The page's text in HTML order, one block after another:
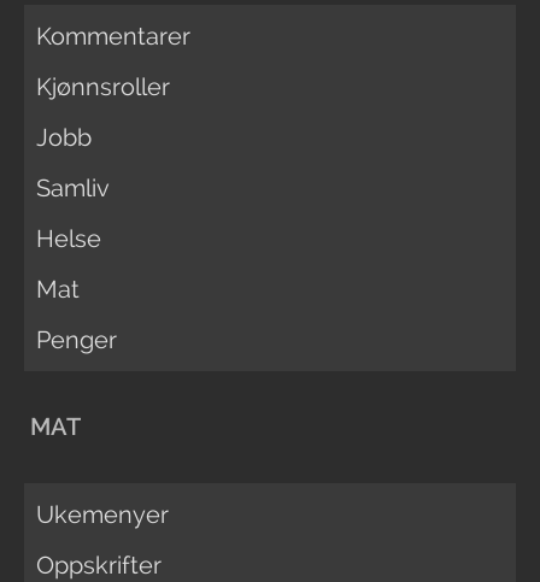
Kommentarer
Kjønnsroller
Jobb
Samliv
Helse
Mat
Penger
MAT
Ukemenyer
Oppskrifter